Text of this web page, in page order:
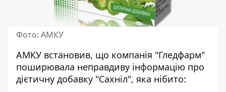
Фото: АМКУ
АМКУ встановив, що компанія "Гледфарм"
поширювала неправдиву інформацію про
дієтичну добавку "Сахніл", яка нібито: